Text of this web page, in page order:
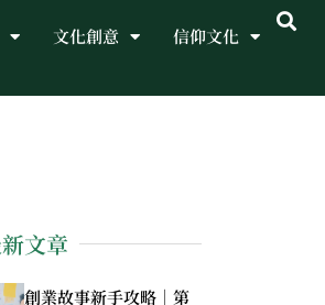
文化創意 信仰文化
文章
創業故事新手攻略｜第